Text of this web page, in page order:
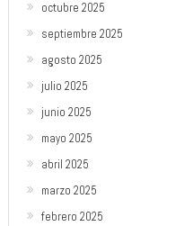
octubre 2025
septiembre 2025
agosto 2025
julio 2025
junio 2025
mayo 2025
abril 2025
marzo 2025
febrero 2025